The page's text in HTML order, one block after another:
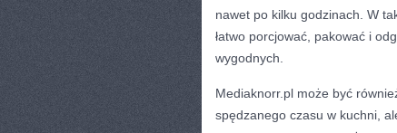
nawet po kilku godzinach. W
łatwo porcjować, pakować i
wygodnych.
Mediaknorr.pl może być
spędzanego czasu w kuchni,